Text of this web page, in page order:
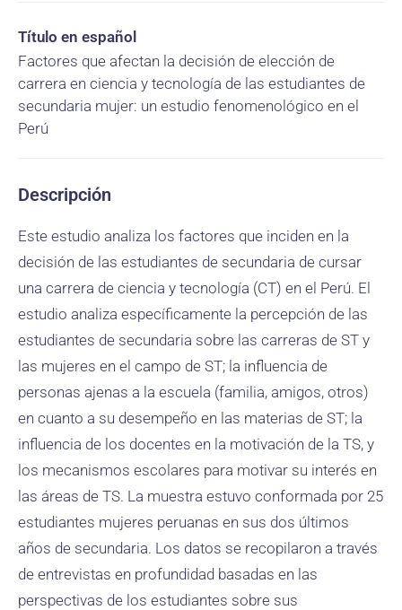
Título en español
Factores que afectan la decisión de elección de
carrera en ciencia y tecnología de las estudiantes de
secundaria mujer: un estudio fenomenológico en el
Perú
Descripción
Este estudio analiza los factores que inciden en la
decisión de las estudiantes de secundaria de cursar
una carrera de ciencia y tecnología (CT) en el Perú. El
estudio analiza específicamente la percepción de las
estudiantes de secundaria sobre las carreras de ST y
las mujeres en el campo de ST; la influencia de
personas ajenas a la escuela (familia, amigos, otros)
en cuanto a su desempeño en las materias de ST; la
influencia de los docentes en la motivación de la TS, y
los mecanismos escolares para motivar su interés en
las áreas de TS. La muestra estuvo conformada por 25
estudiantes mujeres peruanas en sus dos últimos
años de secundaria. Los datos se recopilaron a través
de entrevistas en profundidad basadas en las
perspectivas de los estudiantes sobre sus